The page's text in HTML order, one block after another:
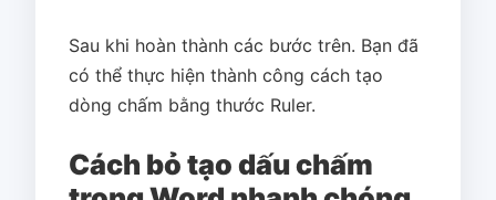
Sau khi hoàn thành các bước trên. Bạn đã
có thể thực hiện thành công cách tạo
dòng chấm bằng thước Ruler.
Cách bỏ tạo dấu chấm